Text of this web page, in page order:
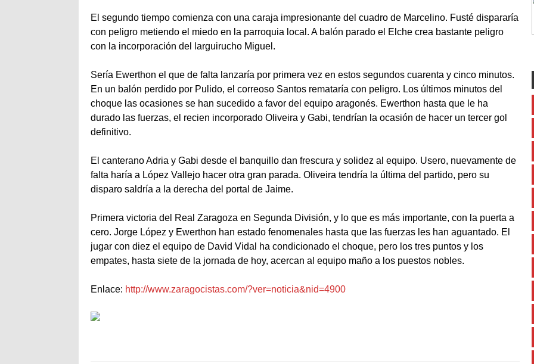
El segundo tiempo comienza con una caraja impresionante del cuadro de Marcelino. Fusté dispararía
con peligro metiendo el miedo en la parroquia local. A balón parado el Elche crea bastante peligro
con la incorporación del larguirucho Miguel.
Sería Ewerthon el que de falta lanzaría por primera vez en estos segundos cuarenta y cinco minutos.
En un balón perdido por Pulido, el correoso Santos remataría con peligro. Los últimos minutos del
choque las ocasiones se han sucedido a favor del equipo aragonés. Ewerthon hasta que le ha
durado las fuerzas, el recien incorporado Oliveira y Gabi, tendrían la ocasión de hacer un tercer gol
definitivo.
El canterano Adria y Gabi desde el banquillo dan frescura y solidez al equipo. Usero, nuevamente de
falta haría a López Vallejo hacer otra gran parada. Oliveira tendría la última del partido, pero su
disparo saldría a la derecha del portal de Jaime.
Primera victoria del Real Zaragoza en Segunda División, y lo que es más importante, con la puerta a
cero. Jorge López y Ewerthon han estado fenomenales hasta que las fuerzas les han aguantado. El
jugar con diez el equipo de David Vidal ha condicionado el choque, pero los tres puntos y los
empates, hasta siete de la jornada de hoy, acercan al equipo maño a los puestos nobles.
Enlace: http://www.zaragocistas.com/?ver=noticia&nid=4900